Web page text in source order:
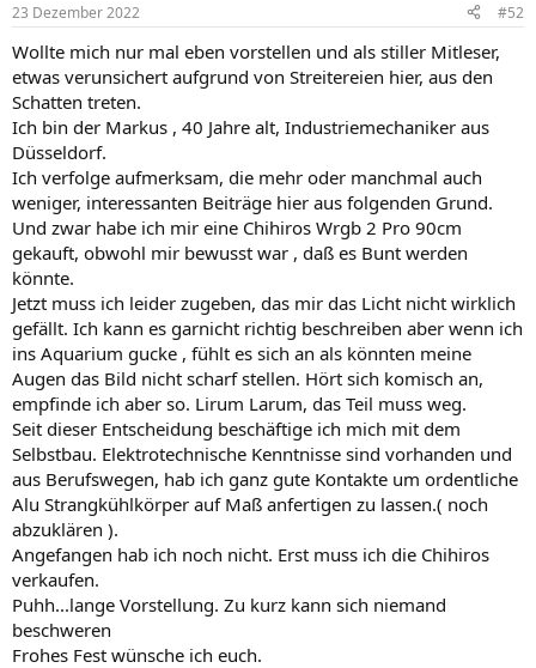
23 Dezember 2022 #52
Wollte mich nur mal eben vorstellen und als stiller Mitleser,
etwas verunsichert aufgrund von Streitereien hier, aus den
Schatten treten.
Ich bin der Markus , 40 Jahre alt, Industriemechaniker aus
Düsseldorf.
Ich verfolge aufmerksam, die mehr oder manchmal auch
weniger, interessanten Beiträge hier aus folgenden Grund.
Und zwar habe ich mir eine Chihiros Wrgb 2 Pro 90cm
gekauft, obwohl mir bewusst war , daß es Bunt werden
könnte.
Jetzt muss ich leider zugeben, das mir das Licht nicht wirklich
gefällt. Ich kann es garnicht richtig beschreiben aber wenn ich
ins Aquarium gucke , fühlt es sich an als könnten meine
Augen das Bild nicht scharf stellen. Hört sich komisch an,
empfinde ich aber so. Lirum Larum, das Teil muss weg.
Seit dieser Entscheidung beschäftige ich mich mit dem
Selbstbau. Elektrotechnische Kenntnisse sind vorhanden und
aus Berufswegen, hab ich ganz gute Kontakte um ordentliche
Alu Strangkühlkörper auf Maß anfertigen zu lassen.( noch
abzuklären ).
Angefangen hab ich noch nicht. Erst muss ich die Chihiros
verkaufen.
Puhh...lange Vorstellung. Zu kurz kann sich niemand
beschweren
Frohes Fest wünsche ich euch.